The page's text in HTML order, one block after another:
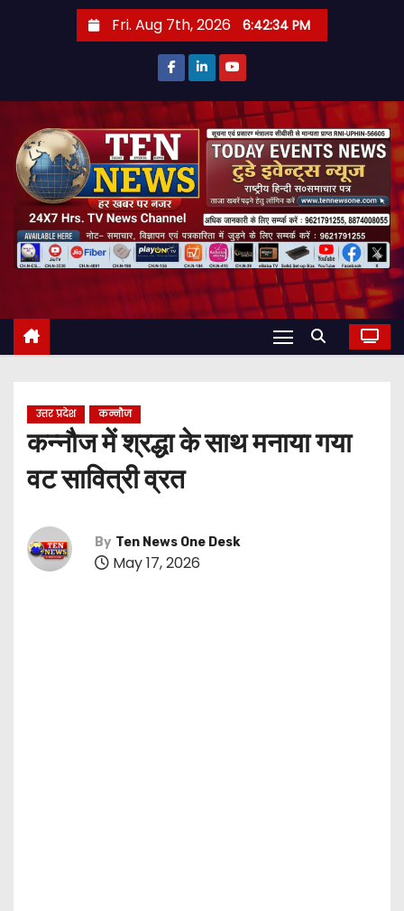
t
Fri. Aug 7th, 2026 6:42:35 PM
उत्तर प्रदेश कन्नौज
कन्नौज में श्रद्धा के साथ मनाया गया
वट सावित्री व्रत
By Ten News One Desk
May 17, 2026